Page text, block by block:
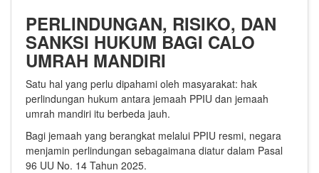
PERLINDUNGAN, RISIKO, DAN
SANKSI HUKUM BAGI CALO
UMRAH MANDIRI
Satu hal yang perlu dipahami oleh masyarakat: hak
perlindungan hukum antara jemaah PPIU dan jemaah
umrah mandiri itu berbeda jauh.
Bagi jemaah yang berangkat melalui PPIU resmi, negara
menjamin perlindungan sebagaimana diatur dalam Pasal
96 UU No. 14 Tahun 2025.